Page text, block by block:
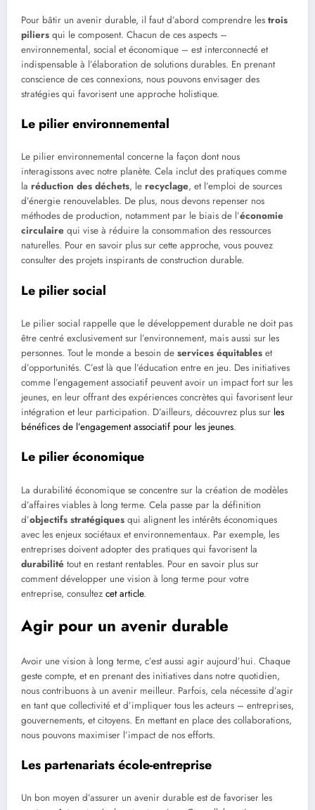
Pour bâtir un avenir durable, il faut d’abord comprendre les trois
piliers qui le composent. Chacun de ces aspects –
environnemental, social et économique – est interconnecté et
indispensable à l’élaboration de solutions durables. En prenant
conscience de ces connexions, nous pouvons envisager des
stratégies qui favorisent une approche holistique.
Le pilier environnemental
Le pilier environnemental concerne la façon dont nous
interagissons avec notre planète. Cela inclut des pratiques comme
la réduction des déchets, le recyclage, et l’emploi de sources
d’énergie renouvelables. De plus, nous devons repenser nos
méthodes de production, notamment par le biais de l’économie
circulaire qui vise à réduire la consommation des ressources
naturelles. Pour en savoir plus sur cette approche, vous pouvez
consulter des projets inspirants de construction durable.
Le pilier social
Le pilier social rappelle que le développement durable ne doit pas
être centré exclusivement sur l’environnement, mais aussi sur les
personnes. Tout le monde a besoin de services équitables et
d’opportunités. C’est là que l’éducation entre en jeu. Des initiatives
comme l’engagement associatif peuvent avoir un impact fort sur les
jeunes, en leur offrant des expériences concrètes qui favorisent leur
intégration et leur participation. D’ailleurs, découvrez plus sur les
bénéfices de l’engagement associatif pour les jeunes.
Le pilier économique
La durabilité économique se concentre sur la création de modèles
d’affaires viables à long terme. Cela passe par la définition
d’objectifs stratégiques qui alignent les intérêts économiques
avec les enjeux sociétaux et environnementaux. Par exemple, les
entreprises doivent adopter des pratiques qui favorisent la
durabilité tout en restant rentables. Pour en savoir plus sur
comment développer une vision à long terme pour votre
entreprise, consultez cet article.
Agir pour un avenir durable
Avoir une vision à long terme, c’est aussi agir aujourd’hui. Chaque
geste compte, et en prenant des initiatives dans notre quotidien,
nous contribuons à un avenir meilleur. Parfois, cela nécessite d’agir
en tant que collectivité et d’impliquer tous les acteurs – entreprises,
gouvernements, et citoyens. En mettant en place des collaborations,
nous pouvons maximiser l’impact de nos efforts.
Les partenariats école-entreprise
Un bon moyen d’assurer un avenir durable est de favoriser les